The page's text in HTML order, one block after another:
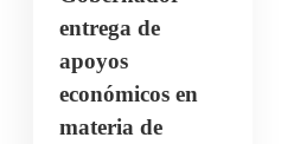
entrega de
apoyos
económicos en
materia de